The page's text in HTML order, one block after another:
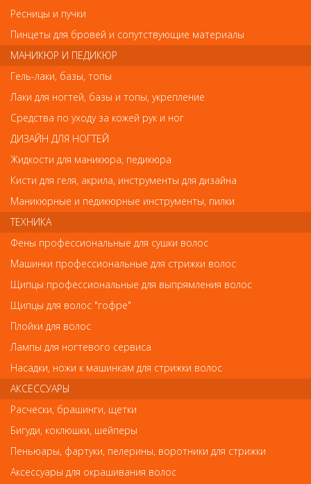
Имя
Код
Обратите внимание
Внешний вид товара «Кутрин Sensitive Vieno
Многофункциональный спрей 200мл» может отличаться от
фотографий на сайте. Несовпадение внешнего вида и
комплектности реального товара с фотографиями и описанием
на сайте не является показателем ненадлежащего качества
товара.
Так же советуем посмотреть
Ресницы и пучки
Пинцеты для бровей и сопутствующие материалы
МАНИКЮР И ПЕДИКЮР
Гель-лаки, базы, топы
Лаки для ногтей, базы и топы, укрепление
Средства по уходу за кожей рук и ног
ДИЗАЙН ДЛЯ НОГТЕЙ
Жидкости для маникюра, педикюра
Кисти для геля, акрила, инструменты для дизайна
Маникюрные и педикюрные инструменты, пилки
ТЕХНИКА
Фены профессиональные для сушки волос
Машинки профессиональные для стрижки волос
Щипцы профессиональные для выпрямления волос
Щипцы для волос "гофре"
Плойки для волос
Лампы для ногтевого сервиса
Насадки, ножи к машинкам для стрижки волос
АКСЕССУАРЫ
Расчески, брашинги, щетки
Бигуди, коклюшки, шейперы
Пеньюары, фартуки, пелерины, воротники для стрижки
Аксессуары для окрашивания волос